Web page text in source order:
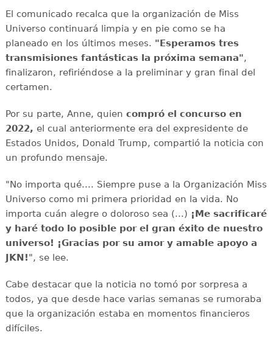
El comunicado recalca que la organización de Miss
Universo continuará limpia y en pie como se ha
planeado en los últimos meses. "Esperamos tres
transmisiones fantásticas la próxima semana",
finalizaron, refiriéndose a la preliminar y gran final del
certamen.
Por su parte, Anne, quien compró el concurso en
2022, el cual anteriormente era del expresidente de
Estados Unidos, Donald Trump, compartió la noticia con
un profundo mensaje.
"No importa qué.... Siempre puse a la Organización Miss
Universo como mi primera prioridad en la vida. No
importa cuán alegre o doloroso sea (...) ¡Me sacrificaré
y haré todo lo posible por el gran éxito de nuestro
universo! ¡Gracias por su amor y amable apoyo a
JKN!", se lee.
Cabe destacar que la noticia no tomó por sorpresa a
todos, ya que desde hace varias semanas se rumoraba
que la organización estaba en momentos financieros
difíciles.